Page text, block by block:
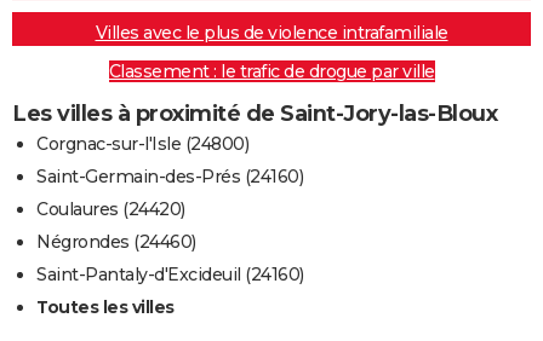
Villes avec le plus de violence intrafamiliale
Classement : le trafic de drogue par ville
Les villes à proximité de Saint-Jory-las-Bloux
Corgnac-sur-l'Isle (24800)
Saint-Germain-des-Prés (24160)
Coulaures (24420)
Négrondes (24460)
Saint-Pantaly-d'Excideuil (24160)
Toutes les villes